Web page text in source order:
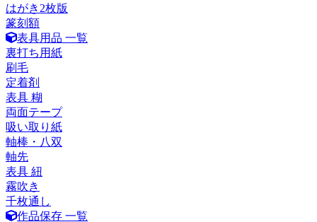
はがき2枚版
篆刻額
表具用品 一覧
裏打ち用紙
刷毛
定着剤
表具 糊
両面テープ
吸い取り紙
軸棒・八双
軸先
表具 紐
霧吹き
千枚通し
作品保存 一覧